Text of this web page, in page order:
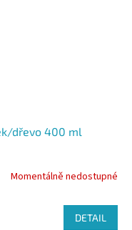
dřevo 400 ml
Momentálně nedostupné
DETAIL